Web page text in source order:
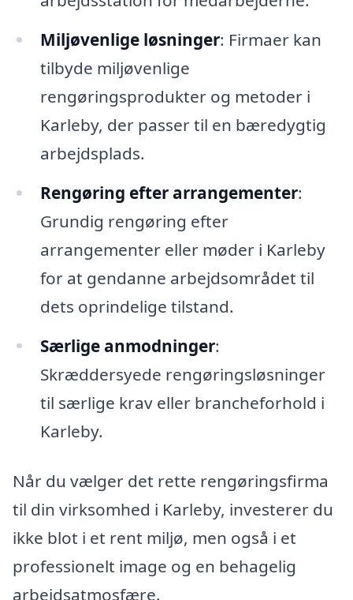
Miljøvenlige løsninger: Firmaer kan
tilbyde miljøvenlige
rengøringsprodukter og metoder i
Karleby, der passer til en bæredygtig
arbejdsplads.
Rengøring efter arrangementer:
Grundig rengøring efter
arrangementer eller møder i Karleby
for at gendanne arbejdsområdet til
dets oprindelige tilstand.
Særlige anmodninger:
Skræddersyede rengøringsløsninger
til særlige krav eller brancheforhold i
Karleby.
Når du vælger det rette rengøringsfirma
til din virksomhed i Karleby, investerer du
ikke blot i et rent miljø, men også i et
professionelt image og en behagelig
arbejdsatmosfære.